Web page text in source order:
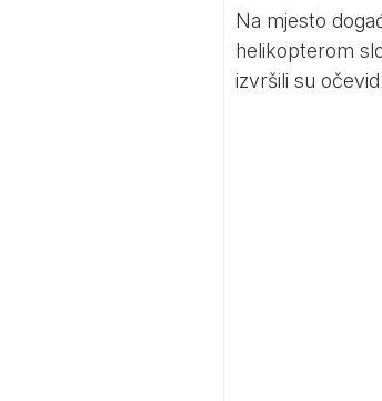
Na mjesto
helikopterom
izvršili su